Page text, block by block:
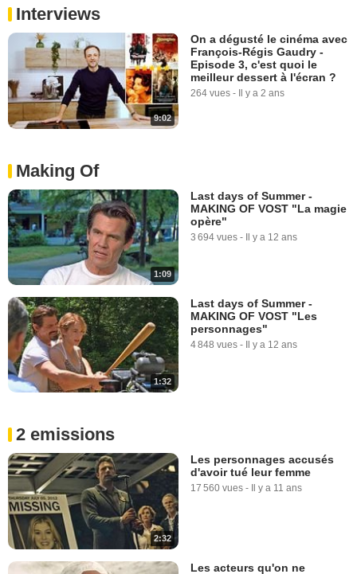
Interviews
9:02
On a dégusté le cinéma avec
François-Régis Gaudry -
Episode 3, c'est quoi le
meilleur dessert à l'écran ?
264 vues - Il y a 2 ans
Making Of
1:09
Last days of Summer -
MAKING OF VOST "La magie
opère"
3 694 vues - Il y a 12 ans
1:32
Last days of Summer -
MAKING OF VOST "Les
personnages"
4 848 vues - Il y a 12 ans
2 emissions
2:32
Les personnages accusés
d'avoir tué leur femme
17 560 vues - Il y a 11 ans
Les acteurs qu'on ne